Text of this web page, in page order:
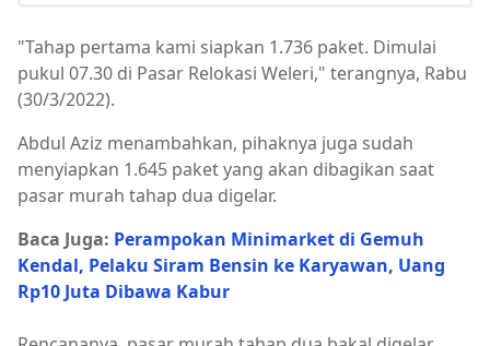
"Tahap pertama kami siapkan 1.736 paket. Dimulai
pukul 07.30 di Pasar Relokasi Weleri," terangnya, Rabu
(30/3/2022).
Abdul Aziz menambahkan, pihaknya juga sudah
menyiapkan 1.645 paket yang akan dibagikan saat
pasar murah tahap dua digelar.
Baca Juga: Perampokan Minimarket di Gemuh
Kendal, Pelaku Siram Bensin ke Karyawan, Uang
Rp10 Juta Dibawa Kabur